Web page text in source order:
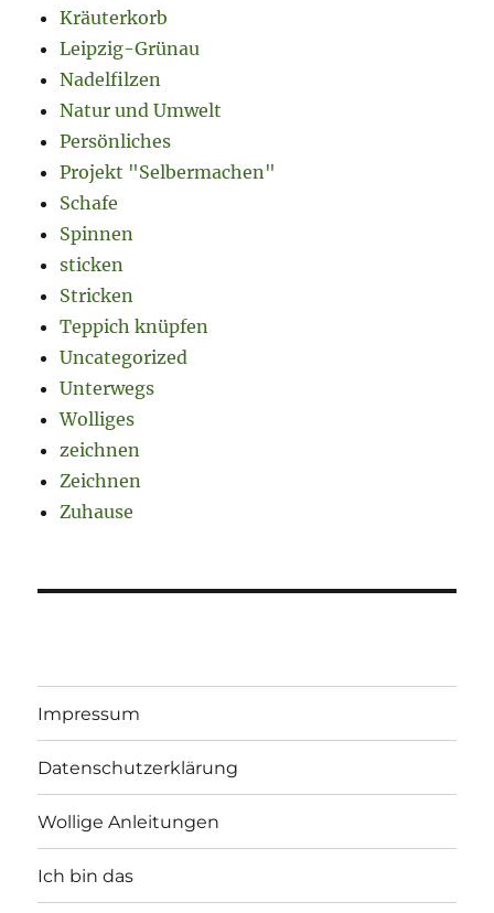
Kräuterkorb
Leipzig-Grünau
Nadelfilzen
Natur und Umwelt
Persönliches
Projekt "Selbermachen"
Schafe
Spinnen
sticken
Stricken
Teppich knüpfen
Uncategorized
Unterwegs
Wolliges
zeichnen
Zeichnen
Zuhause
Impressum
Datenschutzerklärung
Wollige Anleitungen
Ich bin das